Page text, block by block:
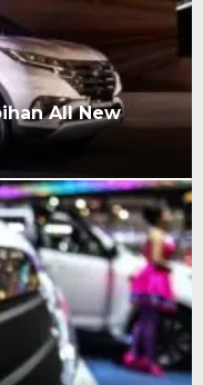
All New